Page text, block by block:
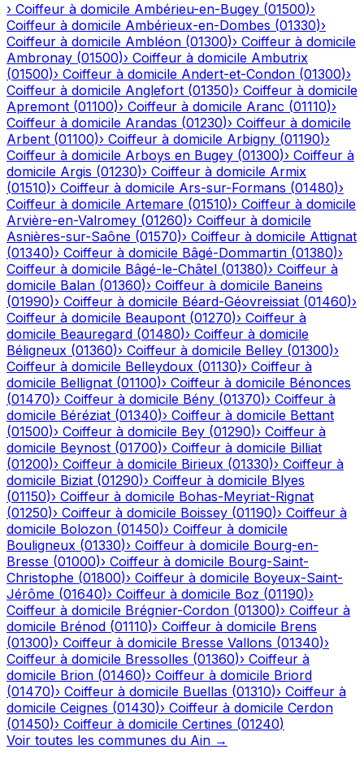
› Coiffeur à domicile Ambérieu-en-Bugey (01500)›
Coiffeur à domicile Ambérieux-en-Dombes (01330)›
Coiffeur à domicile Ambléon (01300)› Coiffeur à domicile
Ambronay (01500)› Coiffeur à domicile Ambutrix
(01500)› Coiffeur à domicile Andert-et-Condon (01300)›
Coiffeur à domicile Anglefort (01350)› Coiffeur à domicile
Apremont (01100)› Coiffeur à domicile Aranc (01110)›
Coiffeur à domicile Arandas (01230)› Coiffeur à domicile
Arbent (01100)› Coiffeur à domicile Arbigny (01190)›
Coiffeur à domicile Arboys en Bugey (01300)› Coiffeur à
domicile Argis (01230)› Coiffeur à domicile Armix
(01510)› Coiffeur à domicile Ars-sur-Formans (01480)›
Coiffeur à domicile Artemare (01510)› Coiffeur à domicile
Arvière-en-Valromey (01260)› Coiffeur à domicile
Asnières-sur-Saône (01570)› Coiffeur à domicile Attignat
(01340)› Coiffeur à domicile Bâgé-Dommartin (01380)›
Coiffeur à domicile Bâgé-le-Châtel (01380)› Coiffeur à
domicile Balan (01360)› Coiffeur à domicile Baneins
(01990)› Coiffeur à domicile Béard-Géovreissiat (01460)›
Coiffeur à domicile Beaupont (01270)› Coiffeur à
domicile Beauregard (01480)› Coiffeur à domicile
Béligneux (01360)› Coiffeur à domicile Belley (01300)›
Coiffeur à domicile Belleydoux (01130)› Coiffeur à
domicile Bellignat (01100)› Coiffeur à domicile Bénonces
(01470)› Coiffeur à domicile Bény (01370)› Coiffeur à
domicile Béréziat (01340)› Coiffeur à domicile Bettant
(01500)› Coiffeur à domicile Bey (01290)› Coiffeur à
domicile Beynost (01700)› Coiffeur à domicile Billiat
(01200)› Coiffeur à domicile Birieux (01330)› Coiffeur à
domicile Biziat (01290)› Coiffeur à domicile Blyes
(01150)› Coiffeur à domicile Bohas-Meyriat-Rignat
(01250)› Coiffeur à domicile Boissey (01190)› Coiffeur à
domicile Bolozon (01450)› Coiffeur à domicile
Bouligneux (01330)› Coiffeur à domicile Bourg-en-
Bresse (01000)› Coiffeur à domicile Bourg-Saint-
Christophe (01800)› Coiffeur à domicile Boyeux-Saint-
Jérôme (01640)› Coiffeur à domicile Boz (01190)›
Coiffeur à domicile Brégnier-Cordon (01300)› Coiffeur à
domicile Brénod (01110)› Coiffeur à domicile Brens
(01300)› Coiffeur à domicile Bresse Vallons (01340)›
Coiffeur à domicile Bressolles (01360)› Coiffeur à
domicile Brion (01460)› Coiffeur à domicile Briord
(01470)› Coiffeur à domicile Buellas (01310)› Coiffeur à
domicile Ceignes (01430)› Coiffeur à domicile Cerdon
(01450)› Coiffeur à domicile Certines (01240)
Voir toutes les communes du Ain →